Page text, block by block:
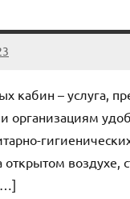
кабин – услуга,
организациям
воздухе,